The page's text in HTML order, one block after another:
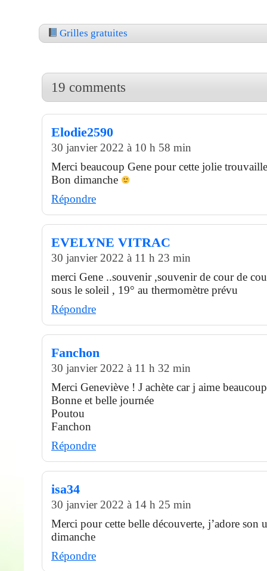
Grilles gratuites
19 comments
Elodie2590
30 janvier 2022 à 10 h 58 min
Merci beaucoup Gene pour cette jolie
Bon dimanche
Répondre
EVELYNE VITRAC
30 janvier 2022 à 11 h 23 min
merci Gene ..souvenir ,souvenir de cour de
sous le soleil , 19° au thermomètre prévu
Répondre
Fanchon
30 janvier 2022 à 11 h 32 min
Merci Geneviève ! J achète car j aime
Bonne et belle journée
Poutou
Fanchon
Répondre
isa34
30 janvier 2022 à 14 h 25 min
Merci pour cette belle découverte, j’adore son
dimanche
Répondre